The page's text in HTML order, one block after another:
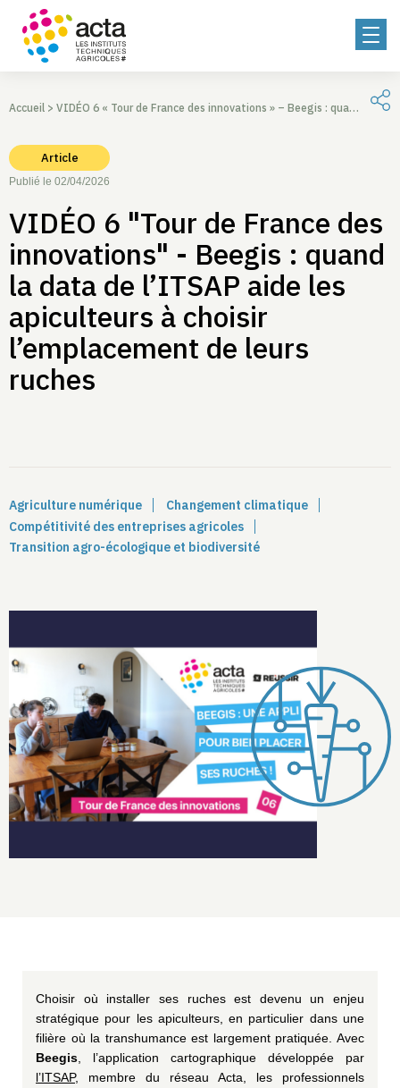
Accueil > VIDÉO 6 « Tour de France des innovations » – Beegis : quand la data de l’ITSAP aide les apiculteurs à choisir l’emplacement de leurs ruches
Article
Publié le 02/04/2026
VIDÉO 6 "Tour de France des
innovations" - Beegis : quand
la data de l’ITSAP aide les
apiculteurs à choisir
l’emplacement de leurs
ruches
Agriculture numérique
Changement climatique
Compétitivité des entreprises agricoles
Transition agro-écologique et biodiversité
Choisir où installer ses ruches est devenu un enjeu
stratégique pour les apiculteurs, en particulier dans une
filière où la transhumance est largement pratiquée. Avec
Beegis , l’application cartographique développée par
l’ITSAP, membre du réseau Acta , les professionnels